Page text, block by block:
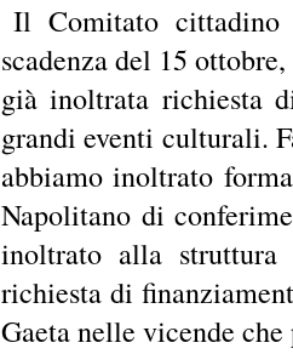
Il Comitato
scadenza del 15
già inoltrata richiesta
grandi eventi culturali.
abbiamo inoltrato
Napolitano di
inoltrato alla
richiesta di
Gaeta nelle vicende